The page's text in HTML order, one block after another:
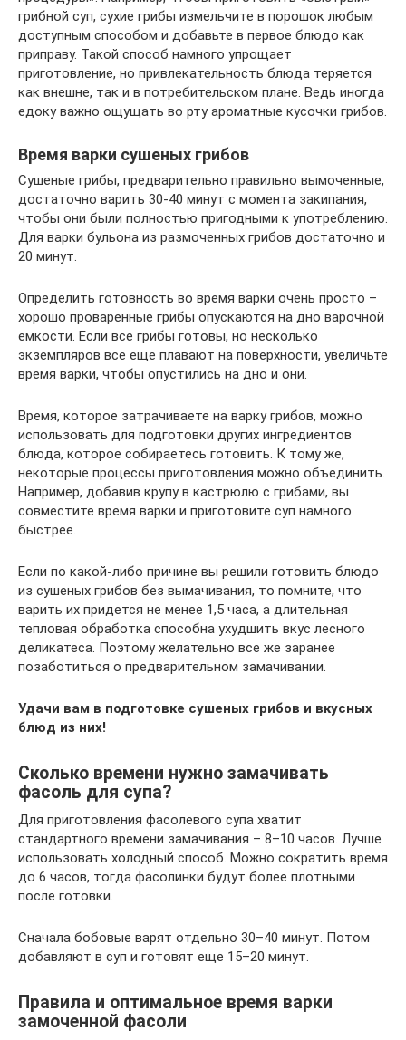
грибной суп, сухие грибы измельчите в порошок любым
доступным способом и добавьте в первое блюдо как
приправу. Такой способ намного упрощает
приготовление, но привлекательность блюда теряется
как внешне, так и в потребительском плане. Ведь иногда
едоку важно ощущать во рту ароматные кусочки грибов.
Время варки сушеных грибов
Сушеные грибы, предварительно правильно вымоченные,
достаточно варить 30-40 минут с момента закипания,
чтобы они были полностью пригодными к употреблению.
Для варки бульона из размоченных грибов достаточно и
20 минут.
Определить готовность во время варки очень просто –
хорошо проваренные грибы опускаются на дно варочной
емкости. Если все грибы готовы, но несколько
экземпляров все еще плавают на поверхности, увеличьте
время варки, чтобы опустились на дно и они.
Время, которое затрачиваете на варку грибов, можно
использовать для подготовки других ингредиентов
блюда, которое собираетесь готовить. К тому же,
некоторые процессы приготовления можно объединить.
Например, добавив крупу в кастрюлю с грибами, вы
совместите время варки и приготовите суп намного
быстрее.
Если по какой-либо причине вы решили готовить блюдо
из сушеных грибов без вымачивания, то помните, что
варить их придется не менее 1,5 часа, а длительная
тепловая обработка способна ухудшить вкус лесного
деликатеса. Поэтому желательно все же заранее
позаботиться о предварительном замачивании.
Удачи вам в подготовке сушеных грибов и вкусных
блюд из них!
Сколько времени нужно замачивать
фасоль для супа?
Для приготовления фасолевого супа хватит
стандартного времени замачивания – 8–10 часов. Лучше
использовать холодный способ. Можно сократить время
до 6 часов, тогда фасолинки будут более плотными
после готовки.
Сначала бобовые варят отдельно 30–40 минут. Потом
добавляют в суп и готовят еще 15–20 минут.
Правила и оптимальное время варки
замоченной фасоли